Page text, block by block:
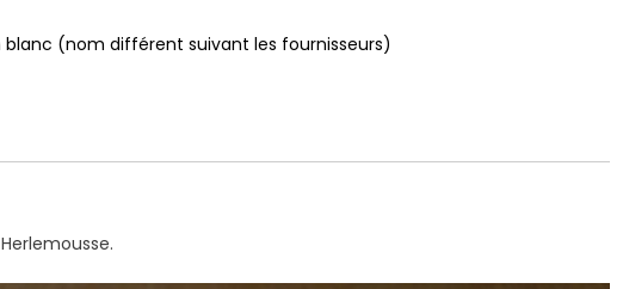
blanc (nom différent suivant les fournisseurs)